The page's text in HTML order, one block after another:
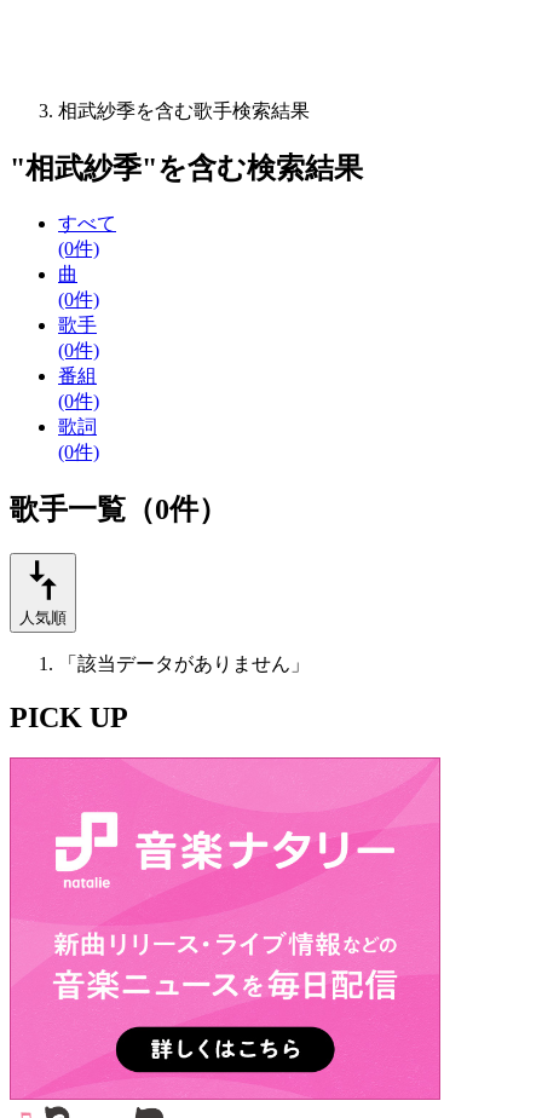
相武紗季を含む歌手検索結果
"相武紗季"を含む検索結果
すべて
(0件)
曲
(0件)
歌手
(0件)
番組
(0件)
歌詞
(0件)
歌手一覧（0件）
人気順
「該当データがありません」
PICK UP